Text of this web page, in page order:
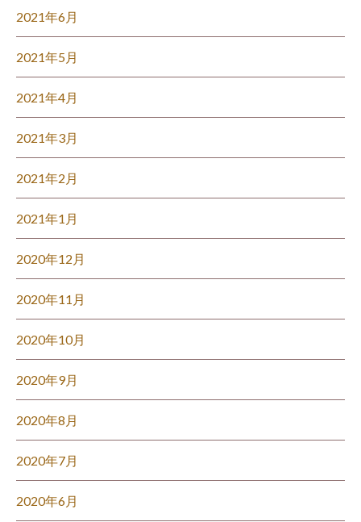
2021年6月
2021年5月
2021年4月
2021年3月
2021年2月
2021年1月
2020年12月
2020年11月
2020年10月
2020年9月
2020年8月
2020年7月
2020年6月